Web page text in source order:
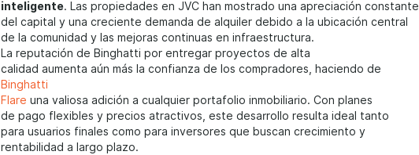
inteligente. Las propiedades en JVC han mostrado una apreciación constante
del capital y una creciente demanda de alquiler debido a la ubicación central
de la comunidad y las mejoras continuas en infraestructura.
La reputación de Binghatti por entregar proyectos de alta
calidad aumenta aún más la confianza de los compradores, haciendo de
Binghatti
Flare una valiosa adición a cualquier portafolio inmobiliario. Con planes
de pago flexibles y precios atractivos, este desarrollo resulta ideal tanto
para usuarios finales como para inversores que buscan crecimiento y
rentabilidad a largo plazo.